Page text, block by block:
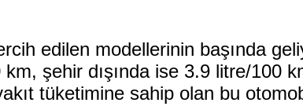
edilen modellerinin başında
şehir dışında ise 3.9 litre/100
tüketimine sahip olan bu